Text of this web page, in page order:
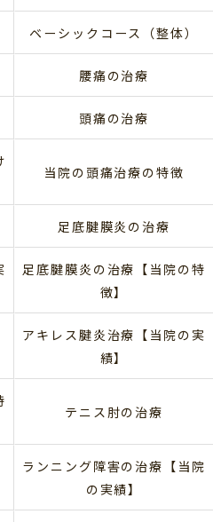
ベーシックコース（整体）
腰痛の治療
頭痛の治療
当院の頭痛治療の特徴
足底腱膜炎の治療
足底腱膜炎の治療【当院の特
徴】
アキレス腱炎治療【当院の実
績】
テニス肘の治療
ランニング障害の治療【当院
の実績】